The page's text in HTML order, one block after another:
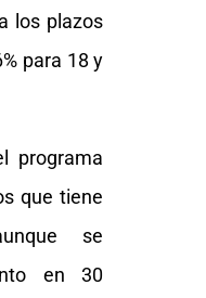
los plazos
para 18 y
programa
que tiene
se
en 30